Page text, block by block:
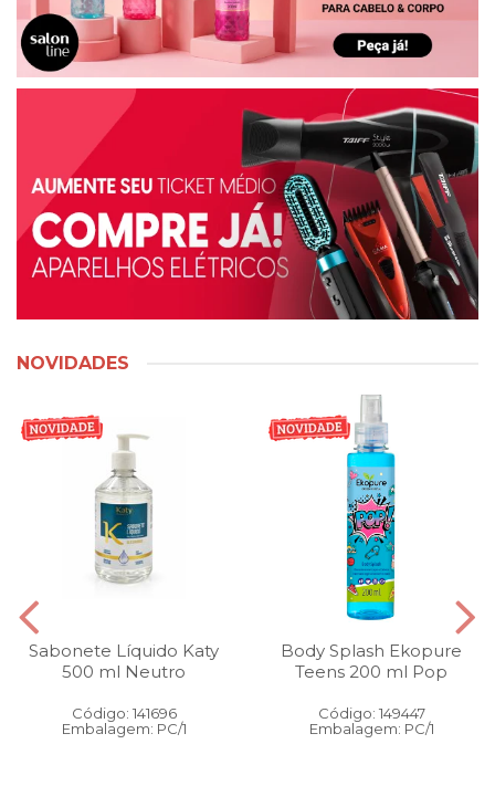
NOVIDADES
Sabonete Líquido Katy
500 ml Neutro
Código: 141696
Embalagem: PC/1
Body Splash Ekopure
Teens 200 ml Pop
Código: 149447
Embalagem: PC/1